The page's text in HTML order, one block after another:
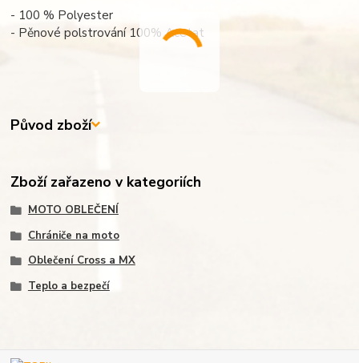
- 100 % Polyester
- Pěnové polstrování 100% Acetat
Původ zboží
Zboží zařazeno v kategoriích
MOTO OBLEČENÍ
Chrániče na moto
Oblečení Cross a MX
Teplo a bezpečí